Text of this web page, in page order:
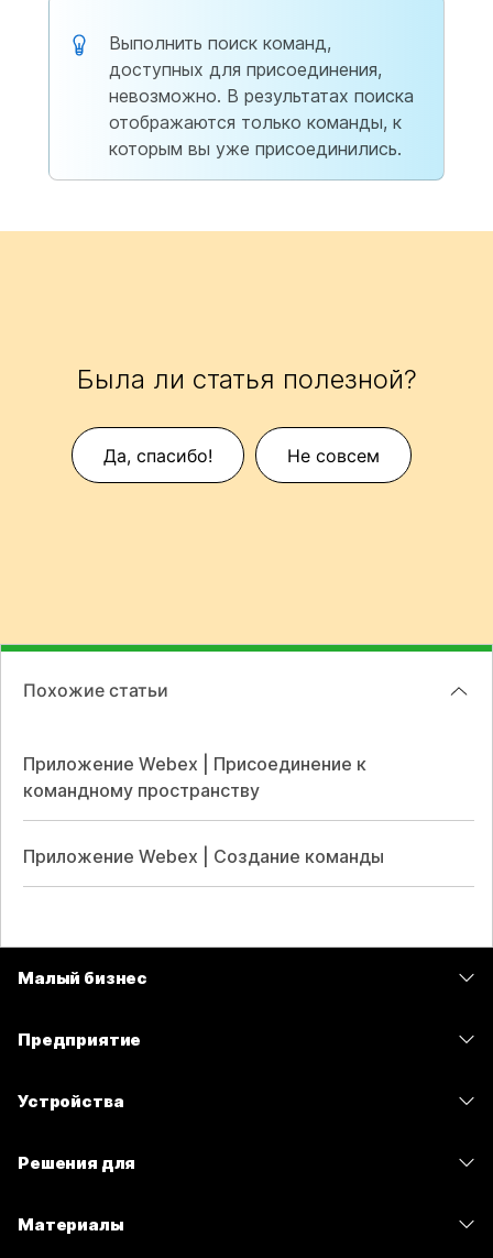
Выполнить поиск команд,
доступных для присоединения,
невозможно. В результатах поиска
отображаются только команды, к
которым вы уже присоединились.
Была ли статья полезной?
Да, спасибо! Не совсем
Похожие статьи
Приложение Webex | Присоединение к
командному пространству
Приложение Webex | Создание команды
Малый бизнес
Предприятие
Устройства
Решения для
Материалы